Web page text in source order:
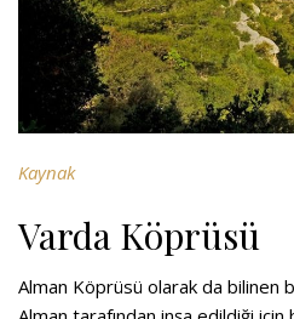
Kaynak
Varda Köprüsü
Alman Köprüsü olarak da bilinen